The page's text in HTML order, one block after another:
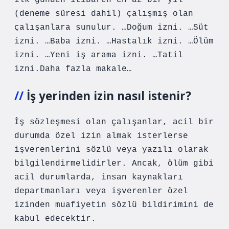
(deneme süresi dahil) çalışmış olan
çalışanlara sunulur. …Doğum izni. …Süt
izni. …Baba izni. …Hastalık izni. …Ölüm
izni. …Yeni iş arama izni. …Tatil
izni.Daha fazla makale…
İş yerinden izin nasıl istenir?
İş sözleşmesi olan çalışanlar, acil bir
durumda özel izin almak isterlerse
işverenlerini sözlü veya yazılı olarak
bilgilendirmelidirler. Ancak, ölüm gibi
acil durumlarda, insan kaynakları
departmanları veya işverenler özel
izinden muafiyetin sözlü bildirimini de
kabul edecektir.